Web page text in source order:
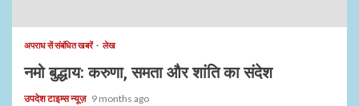
अपराध सें संबंधित खबरें लेख
नमो बुद्धाय: करुणा, समता और शांति का संदेश
उपदेश टाइम्स न्यूज़ 9 months ago